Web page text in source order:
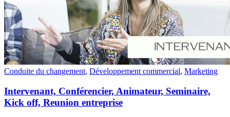
Conduite du changement, Développement commercial, Marketing
Intervenant, Conférencier, Animateur, Seminaire,
Kick off, Reunion entreprise